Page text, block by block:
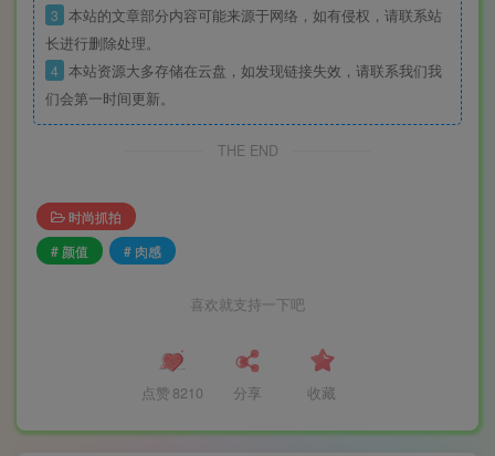
3 本站的文章部分内容可能来源于网络，如有侵权，请联系站
长进行删除处理。
4 本站资源大多存储在云盘，如发现链接失效，请联系我们我
们会第一时间更新。
THE END
时尚抓拍
# 颜值
# 肉感
喜欢就支持一下吧
点赞 8210 分享 收藏